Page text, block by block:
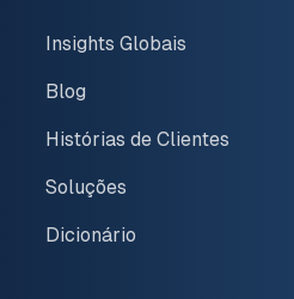
Insights Globais
Blog
Histórias de Clientes
Soluções
Dicionário